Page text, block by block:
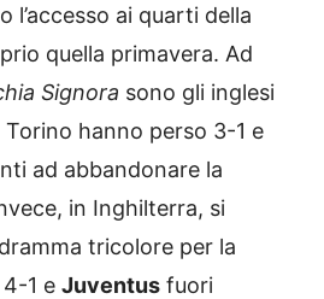
l’accesso ai quarti della
quella primavera. Ad
Signora sono gli inglesi
Torino hanno perso 3-1 e
ad abbandonare la
in Inghilterra, si
tricolore per la
1 e Juventus fuori